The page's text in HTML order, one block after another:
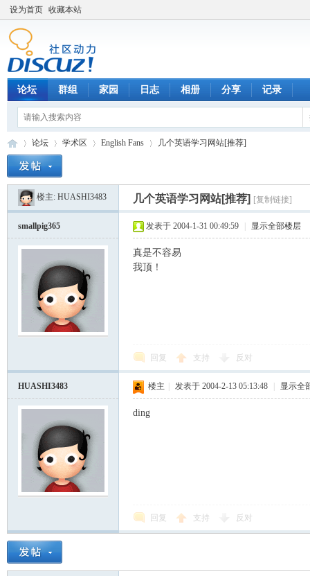
设为首页 收藏本站
论坛 群组 家园 日志 相册 分享 记录
»
论坛
›
学术区
›
English Fans
›
几个英语学习网站[推荐]
楼主: HUASHI3483 几个英语学习网站[推荐] [复制链接]
smallpig365 发表于 2004-1-31 00:49:59 显示全部楼层
真是不容易
我顶！
回复 支持 反对
HUASHI3483 楼主 发表于 2004-2-13 05:13:48 显示全
ding
回复 支持 反对